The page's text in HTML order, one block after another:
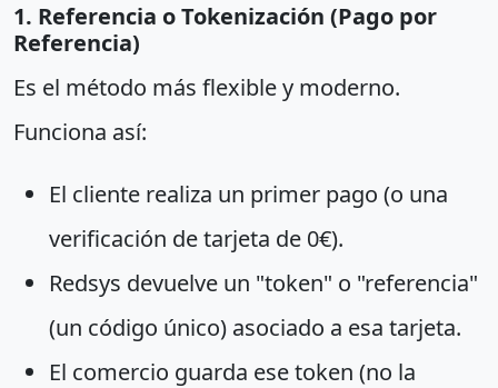
1. Referencia o Tokenización (Pago por
Referencia)
Es el método más flexible y moderno.
Funciona así:
El cliente realiza un primer pago (o una
verificación de tarjeta de 0€).
Redsys devuelve un "token" o "referencia"
(un código único) asociado a esa tarjeta.
El comercio guarda ese token (no la